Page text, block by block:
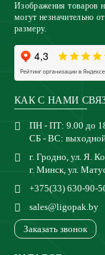
Изображения товаров
могут незначительно
размеру.
КАК С НАМИ
ПН - ПТ: 9.00 до
СБ - ВС:
г. Гродно, ул. Я.
г. Минск, ул.
+375(33) 630-90-
sales@ligopak.by
Заказать звонок